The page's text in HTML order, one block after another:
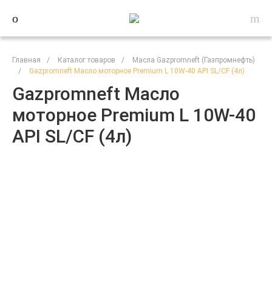
Главная / Каталог товаров /
Масла Gazpromneft (Газпромнефть)
/
Gazpromneft Масло моторное Premium L 10W-40 API SL/CF (4л)
Gazpromneft Масло
моторное Premium L 10W-40
API SL/CF (4л)